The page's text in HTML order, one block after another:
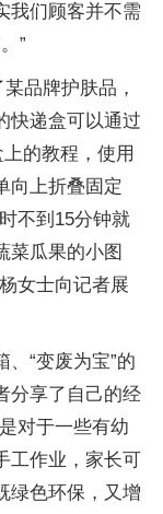
我们顾客并不需
”
品牌护肤品，
递盒可以通过
的教程，使用
向上折叠固定
不到15分钟就
菜瓜果的小图
女士向记者展
“变废为宝”的
分享了自己的经
对于一些有幼
工作业，家长可
绿色环保，又增